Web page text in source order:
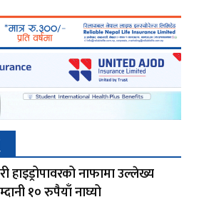
हाइड्रोपावरको नाफामा उल्लेख्य
१० रुपैयाँ नाघ्यो